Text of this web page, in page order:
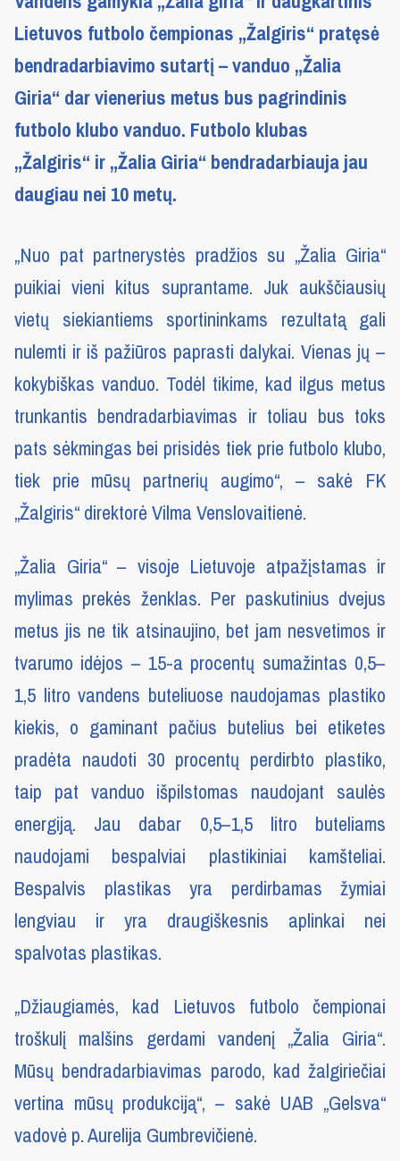
Lietuvos futbolo čempionas „Žalgiris“ pratęsė
bendradarbiavimo sutartį – vanduo „Žalia
Giria“ dar vienerius metus bus pagrindinis
futbolo klubo vanduo. Futbolo klubas
„Žalgiris“ ir „Žalia Giria“ bendradarbiauja jau
daugiau nei 10 metų.
„Nuo pat partnerystės pradžios su „Žalia Giria“
puikiai vieni kitus suprantame. Juk aukščiausių
vietų siekiantiems sportininkams rezultatą gali
nulemti ir iš pažiūros paprasti dalykai. Vienas jų –
kokybiškas vanduo. Todėl tikime, kad ilgus metus
trunkantis bendradarbiavimas ir toliau bus toks
pats sėkmingas bei prisidės tiek prie futbolo klubo,
tiek prie mūsų partnerių augimo“, – sakė FK
„Žalgiris“ direktorė Vilma Venslovaitienė.
„Žalia Giria“ – visoje Lietuvoje atpažįstamas ir
mylimas prekės ženklas. Per paskutinius dvejus
metus jis ne tik atsinaujino, bet jam nesvetimos ir
tvarumo idėjos – 15-a procentų sumažintas 0,5–
1,5 litro vandens buteliuose naudojamas plastiko
kiekis, o gaminant pačius butelius bei etiketes
pradėta naudoti 30 procentų perdirbto plastiko,
taip pat vanduo išpilstomas naudojant saulės
energiją. Jau dabar 0,5–1,5 litro buteliams
naudojami bespalviai plastikiniai kamšteliai.
Bespalvis plastikas yra perdirbamas žymiai
lengviau ir yra draugiškesnis aplinkai nei
spalvotas plastikas.
„Džiaugiamės, kad Lietuvos futbolo čempionai
troškulį malšins gerdami vandenį „Žalia Giria“.
Mūsų bendradarbiavimas parodo, kad žalgiriečiai
vertina mūsų produkciją“, – sakė UAB „Gelsva“
vadovė p. Aurelija Gumbrevičienė.